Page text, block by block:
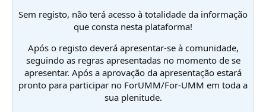
Sem registo, não terá acesso à totalidade da informação
que consta nesta plataforma!
Após o registo deverá apresentar-se à comunidade,
seguindo as regras apresentadas no momento de se
apresentar. Após a aprovação da apresentação estará
pronto para participar no ForUMM/For-UMM em toda a
sua plenitude.